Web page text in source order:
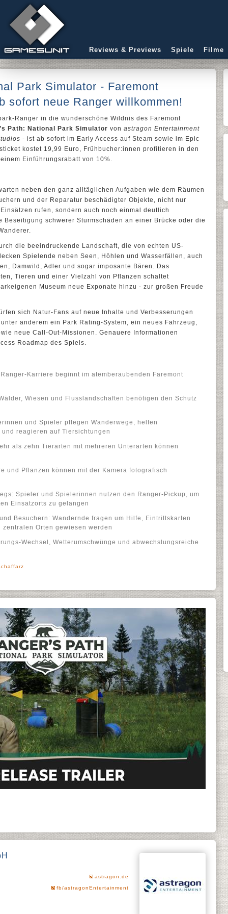
Reviews & Previews Spiele Filme
Park Simulator - Faremont
sofort neue Ranger willkommen!
Ranger in die wunderschöne Wildnis des Faremont
Path: National Park Simulator von astragon Entertainment
- ist ab sofort im Early Access auf Steam sowie im Epic
kostet 19,99 Euro, Frühbucher:innen profitieren in den
Einführungsrabatt von 10%.
neben den ganz alltäglichen Aufgaben wie dem Räumen
und der Reparatur beschädigter Objekte, nicht nur
rufen, sondern auch noch einmal deutlich
Beseitigung schwerer Sturmschäden an einer Brücke oder die
die beeindruckende Landschaft, die von echten US-
Spielende neben Seen, Höhlen und Wasserfällen, auch
Damwild, Adler und sogar imposante Bären. Das
Tieren und einer Vielzahl von Pflanzen schaltet
Museum neue Exponate hinzu - zur großen Freude
sich Natur-Fans auf neue Inhalte und Verbesserungen
anderem ein Park Rating-System, ein neues Fahrzeug,
neue Call-Out-Missionen. Genauere Informationen
Roadmap des Spiels.
Karriere beginnt im atemberaubenden Faremont
Wiesen und Flusslandschaften benötigen den Schutz
und Spieler pflegen Wanderwege, helfen
reagieren auf Tiersichtungen
als zehn Tierarten mit mehreren Unterarten können
und Pflanzen können mit der Kamera fotografisch
Spieler und Spielerinnen nutzen den Ranger-Pickup, um
Einsatzorts zu gelangen
Besuchern: Wandernde fragen um Hilfe, Eintrittskarten
Orten gewiesen werden
Wechsel, Wetterumschwünge und abwechslungsreiche
astragon.de
fb/astragonEntertainment